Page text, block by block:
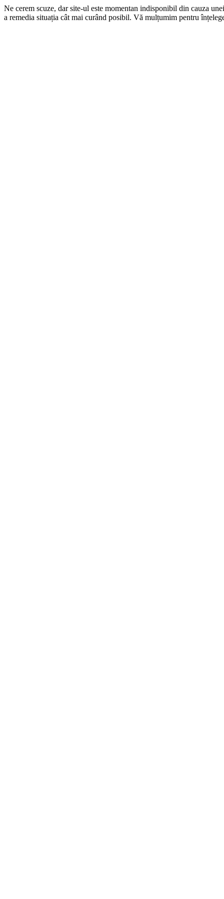
Ne cerem scuze, dar site-ul este momentan indisponibil din cauza
a remedia situația cât mai curând posibil. Vă mulțumim pentru